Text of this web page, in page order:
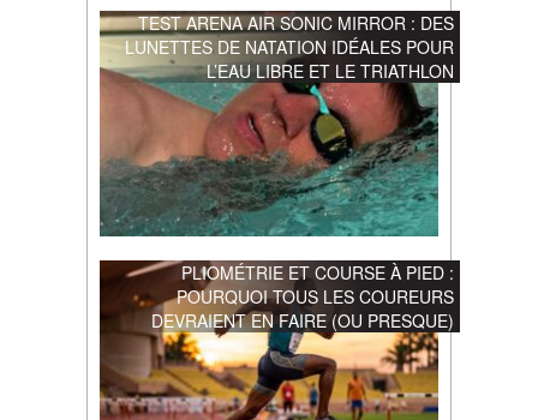
TEST ARENA AIR SONIC MIRROR : DES
LUNETTES DE NATATION IDÉALES POUR
L’EAU LIBRE ET LE TRIATHLON
PLIOMÉTRIE ET COURSE À PIED :
POURQUOI TOUS LES COUREURS
DEVRAIENT EN FAIRE (OU PRESQUE)